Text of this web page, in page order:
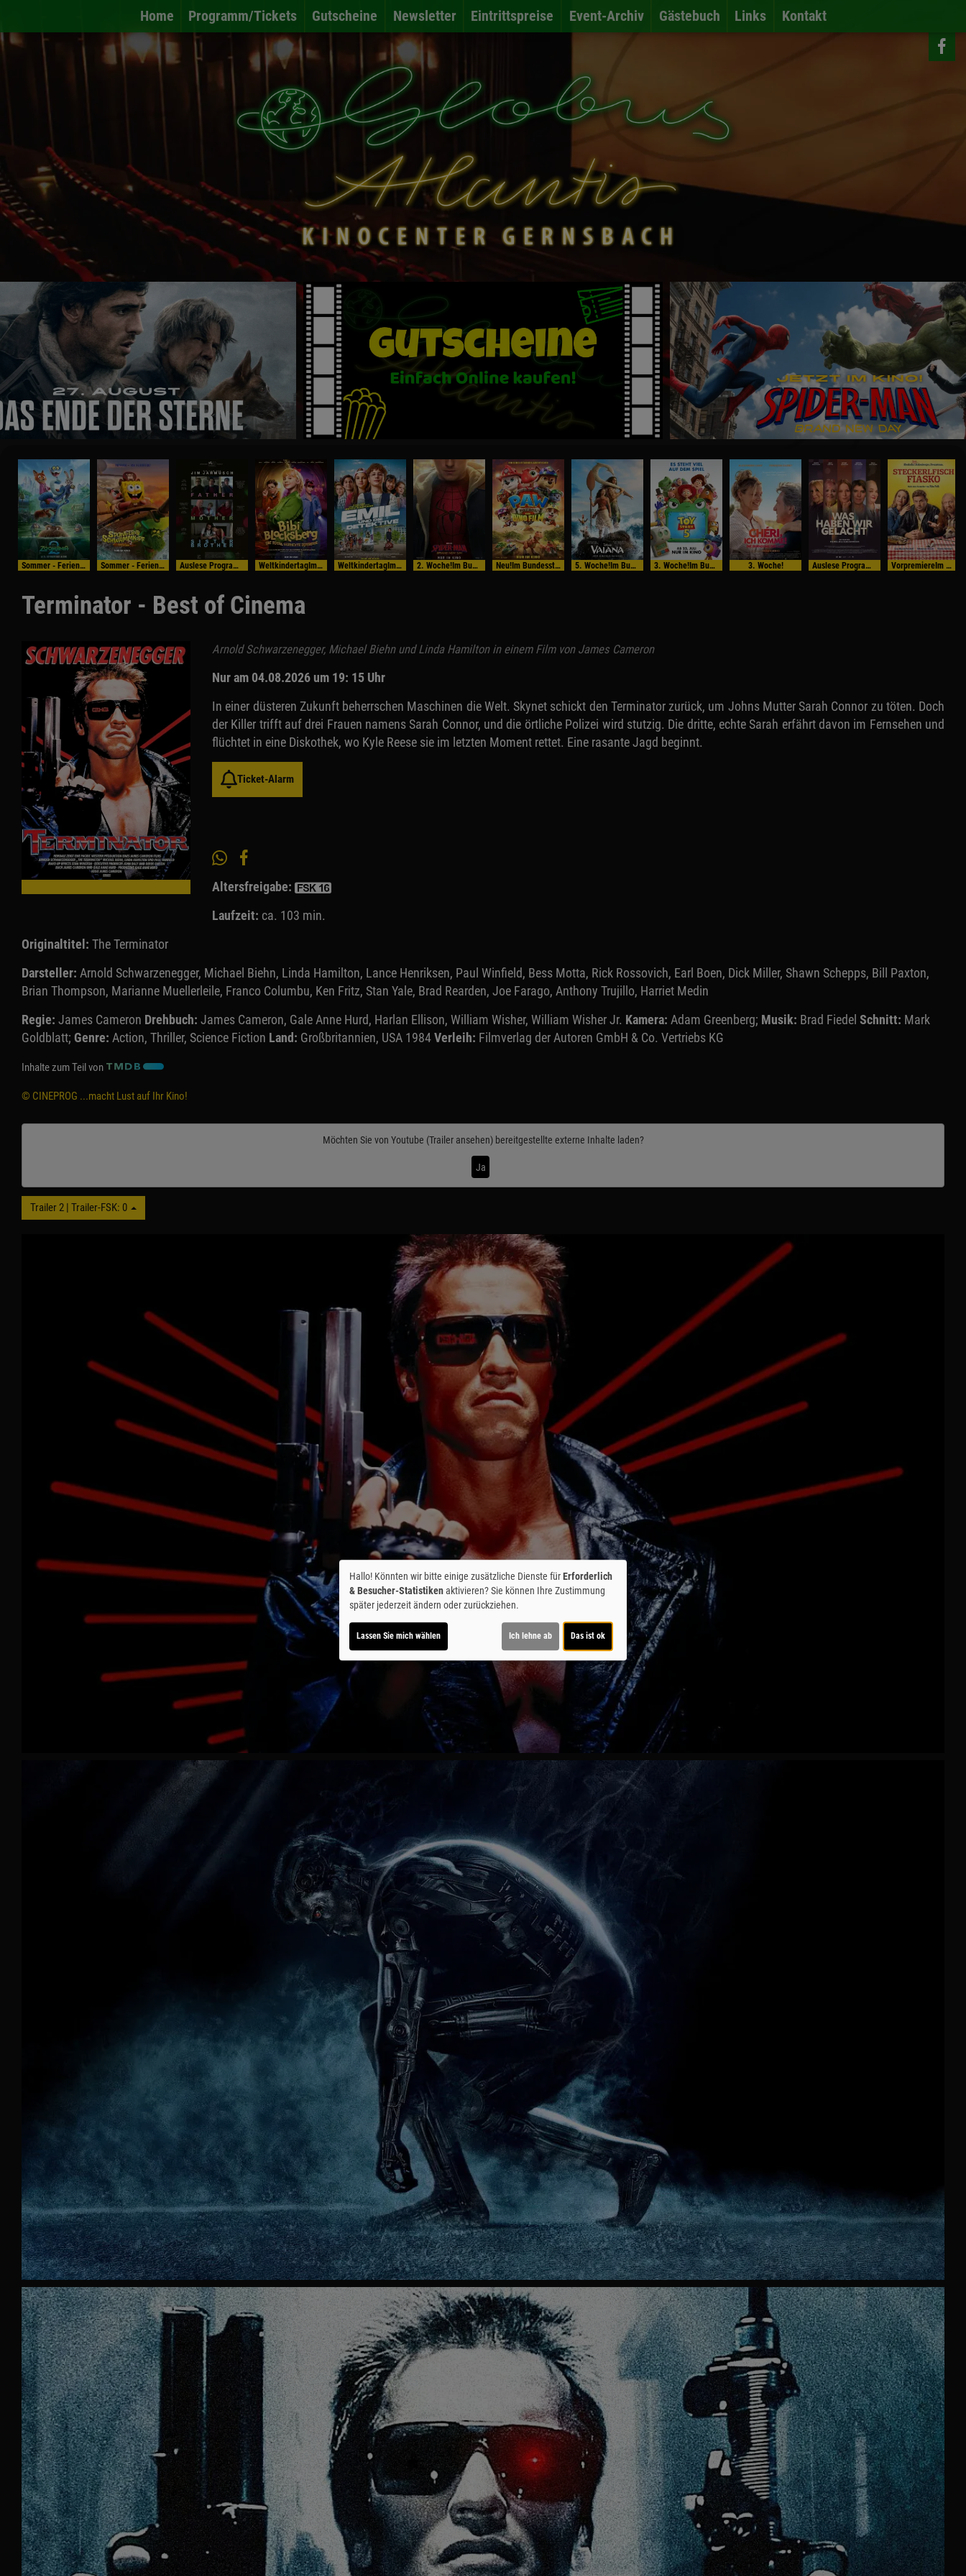
Home Programm/Tickets Gutscheine Newsletter Eintrittspreise Event-Archiv Gästebuch Links Kontakt
Sommer - Ferien - Programm Sommer - Ferien - Programm Auslese Programm WeltkindertagIm Bundesstart WeltkindertagIm Bundesstart 2. Woche!Im Bundesstart Neu!Im Bundesstart 5. Woche!Im Bundesstart 3. Woche!Im Bundesstart 3. Woche! Auslese Programm VorpremiereIm Bundesstart
Terminator - Best of Cinema
Arnold Schwarzenegger, Michael Biehn und Linda Hamilton in einem Film von James Cameron
Nur am 04.08.2026 um 19: 15 Uhr
In einer düsteren Zukunft beherrschen Maschinen die Welt. Skynet schickt den Terminator zurück, um Johns Mutter Sarah Connor zu töten. Doch
der Killer trifft auf drei Frauen namens Sarah Connor, und die örtliche Polizei wird stutzig. Die dritte, echte Sarah erfährt davon im Fernsehen und
flüchtet in eine Diskothek, wo Kyle Reese sie im letzten Moment rettet. Eine rasante Jagd beginnt.
Ticket-Alarm
Altersfreigabe:
Laufzeit: ca. 103 min.
Originaltitel: The Terminator
Darsteller: Arnold Schwarzenegger, Michael Biehn, Linda Hamilton, Lance Henriksen, Paul Winfield, Bess Motta, Rick Rossovich, Earl Boen, Dick Miller, Shawn Schepps, Bill Paxton,
Brian Thompson, Marianne Muellerleile, Franco Columbu, Ken Fritz, Stan Yale, Brad Rearden, Joe Farago, Anthony Trujillo, Harriet Medin
Regie: James Cameron Drehbuch: James Cameron, Gale Anne Hurd, Harlan Ellison, William Wisher, William Wisher Jr. Kamera: Adam Greenberg; Musik: Brad Fiedel Schnitt: Mark
Goldblatt; Genre: Action, Thriller, Science Fiction Land: Großbritannien, USA 1984Verleih: Filmverlag der Autoren GmbH & Co. Vertriebs KG
Inhalte zum Teil von
© CINEPROG ...macht Lust auf Ihr Kino!
Möchten Sie von Youtube (Trailer ansehen)bereitgestellte externe Inhalte laden?
Ja
Trailer 2 | Trailer-FSK: 0
Hallo! Könnten wir bitte einige zusätzliche Dienste fürErforderlich
& Besucher-Statistikenaktivieren? Sie können Ihre Zustimmung
später jederzeit ändern oder zurückziehen.
Lassen Sie mich wählen Ich lehne ab Das ist ok